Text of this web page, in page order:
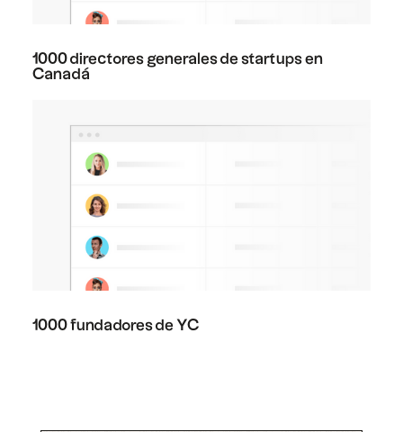
1000 directores generales de startups en
Canadá
1000 fundadores de YC